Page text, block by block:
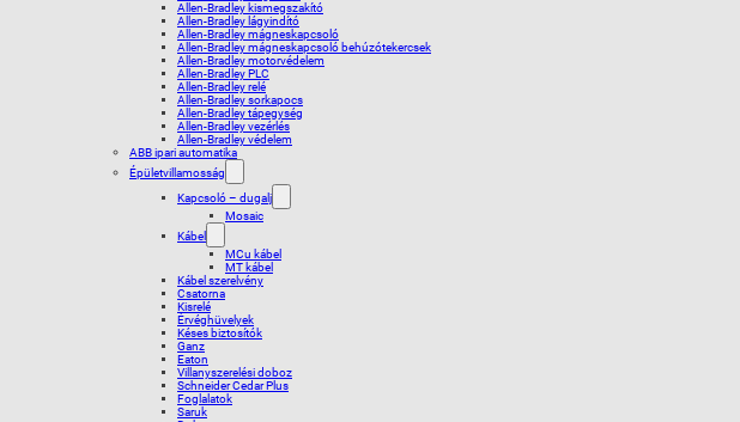
Allen-Bradley kismegszakító
Allen-Bradley lágyindító
Allen-Bradley mágneskapcsoló
Allen-Bradley mágneskapcsoló behúzótekercsek
Allen-Bradley motorvédelem
Allen-Bradley PLC
Allen-Bradley relé
Allen-Bradley sorkapocs
Allen-Bradley tápegység
Allen-Bradley vezérlés
Allen-Bradley védelem
ABB ipari automatika
Épületvillamosság
Kapcsoló – dugalj
Mosaic
Kábel
MCu kábel
MT kábel
Kábel szerelvény
Csatorna
Kisrelé
Érvéghüvelyek
Késes biztosítók
Ganz
Eaton
Villanyszerelési doboz
Schneider Cedar Plus
Foglalatok
Saruk